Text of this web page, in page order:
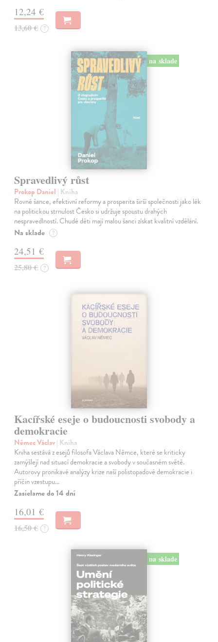
12,24 €
13,60 € ?
na sklade
Spravedlivý růst
Prokop Daniel | Kniha
Rovné šance, efektivní reformy a prosperita širší společnosti jako lék
na politickou strnulost Česko si udržuje spoustu drahých
nespravedlností. Chudé děti mají malou šanci získat kvalitní vzdělání.
Na sklade ?
24,51 €
25,80 € ?
Kacířské eseje o budoucnosti svobody a
demokracie
Němec Václav| Kniha
Kniha sestává z esejů filosofa Václava Němce, které se kriticky
zamýšlejí nad situací demokracie a svobody v současném světě.
Autorovy pronikavé analýzy krize naší polistopadové demokracie i
příčin vzestupu…
Zasielame do 14 dní
16,01 €
16,50 € ?
na sklade